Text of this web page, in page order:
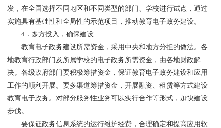
发，在全国选择不同地区和不同类型的部门、学校进行试点，通过
实施具有基础性和全局性的示范项目，推动教育电子政务建设。
4．多方投入，确保建设
教育电子政务建设所需资金，采用中央和地方分担的做法。各
地教育行政部门及所属学校的电子政务所需资金，由各地财政解
决。各级政府部门要积极筹措资金，保证教育电子政务建设和应用
工作的顺利开展。要多渠道筹措资金，开展融资、租赁等方式建设
教育电子政务。对部分服务性业务可以实行合作等形式，加快建设
步伐。
要保证政务信息系统的运行维护经费，合理确定和提高应用软